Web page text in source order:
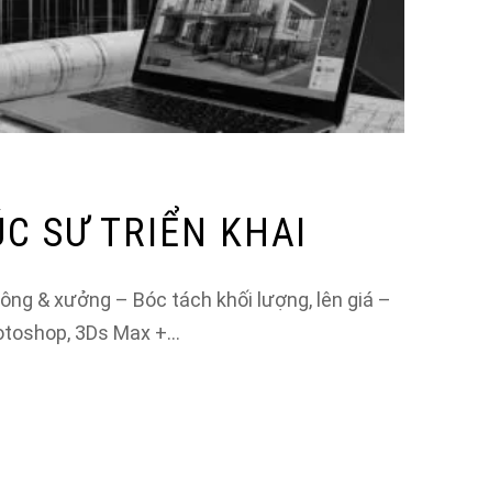
SƯ TRIỂN KHAI
& xưởng – Bóc tách khối lượng, lên giá –
3Ds Max +…